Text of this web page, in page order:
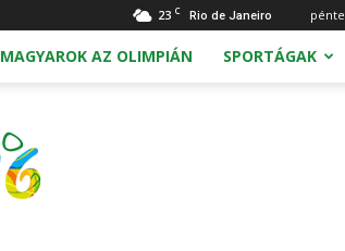
23 C Rio de Janeiro
MAGYAROK AZ OLIMPIÁN SPORTÁGAK